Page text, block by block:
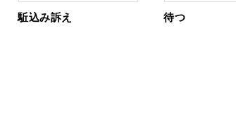
駈込み訴え 待つ